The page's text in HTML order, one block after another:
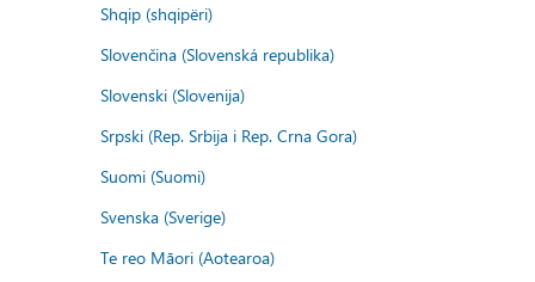
Shqip (shqipëri)
Slovenčina (Slovenská republika)
Slovenski (Slovenija)
Srpski (Rep. Srbija i Rep. Crna Gora)
Suomi (Suomi)
Svenska (Sverige)
Te reo Māori (Aotearoa)